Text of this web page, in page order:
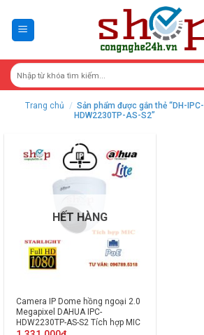
content
Trang chủ / Sản phẩm được gắn thẻ “DH-IPC-
HDW2230TP-AS-S2”
HẾT HÀNG
Camera IP Dome hồng ngoại 2.0
Megapixel DAHUA IPC-
HDW2230TP-AS-S2 Tích hợp MIC